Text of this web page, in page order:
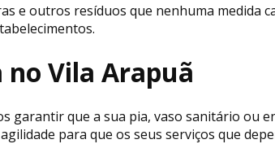
e outros resíduos que nenhuma medida
Vila Arapuã
garantir que a sua pia, vaso sanitário
para que os seus serviços que